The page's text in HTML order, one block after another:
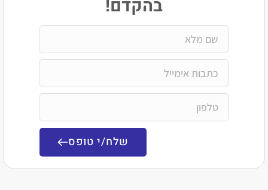
בהקדם!
שלח/י טופס